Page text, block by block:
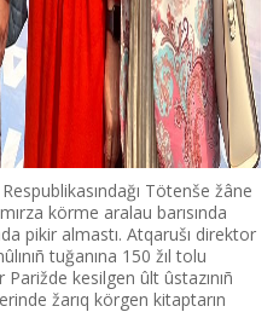
Respublikasındağı Tötenše žâne
körme aralau barısında
pіkіr almastı. Atqarušı direktor
tuğanına 150 žıl tolu
Parižde kesіlgen ûlt ûstazınıñ
žarıq körgen kіtaptarın